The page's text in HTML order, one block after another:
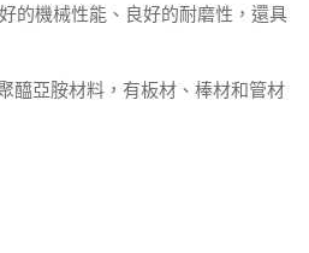
的機械性能、良好的耐磨性，還具
醯亞胺材料，有板材、棒材和管材